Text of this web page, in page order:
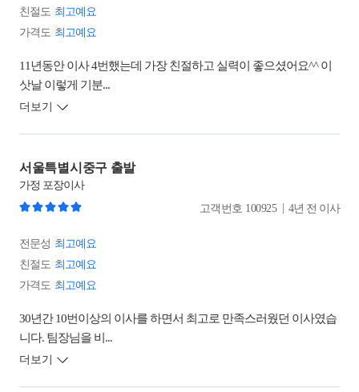
친절도 최고예요
가격도 최고예요
11년동안 이사 4번했는데 가장 친절하고 실력이 좋으셨어요^^ 이
삿날 이렇게 기분...
더보기
서울특별시중구 출발
가정 포장이사
고객번호 100925 4년 전 이사
전문성 최고예요
친절도 최고예요
가격도 최고예요
30년간 10번이상의 이사를 하면서 최고로 만족스러웠던 이사였습
니다. 팀장님을 비...
더보기